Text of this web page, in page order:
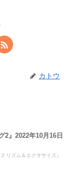
カトウ
2』2022年10月16日
リズム＆エクササイズ』